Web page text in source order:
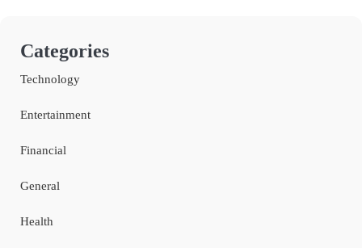
Categories
Technology
Entertainment
Financial
General
Health